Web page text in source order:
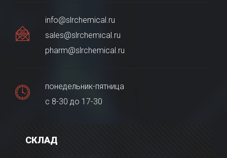
info@slrchemical.ru
sales@slrchemical.ru
pharm@slrchemical.ru
понедельник-пятница
с 8-30 до 17-30
СКЛАД